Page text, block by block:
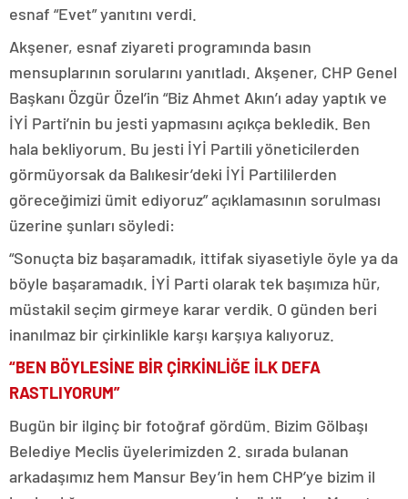
esnaf “Evet” yanıtını verdi.
Akşener, esnaf ziyareti programında basın
mensuplarının sorularını yanıtladı. Akşener, CHP Genel
Başkanı Özgür Özel’in “Biz Ahmet Akın’ı aday yaptık ve
İYİ Parti’nin bu jesti yapmasını açıkça bekledik. Ben
hala bekliyorum. Bu jesti İYİ Partili yöneticilerden
görmüyorsak da Balıkesir’deki İYİ Partililerden
göreceğimizi ümit ediyoruz” açıklamasının sorulması
üzerine şunları söyledi:
“Sonuçta biz başaramadık, ittifak siyasetiyle öyle ya da
böyle başaramadık. İYİ Parti olarak tek başımıza hür,
müstakil seçim girmeye karar verdik. O günden beri
inanılmaz bir çirkinlikle karşı karşıya kalıyoruz.
“BEN BÖYLESİNE BİR ÇİRKİNLİĞE İLK DEFA
RASTLIYORUM”
Bugün bir ilginç bir fotoğraf gördüm. Bizim Gölbaşı
Belediye Meclis üyelerimizden 2. sırada bulanan
arkadaşımız hem Mansur Bey’in hem CHP’ye bizim il